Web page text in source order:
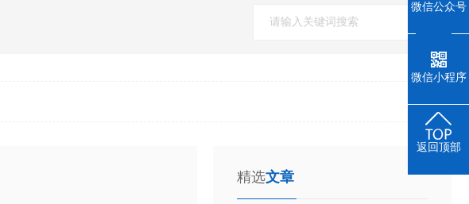
精选文章
微信公众号
微信小程序
返回顶部